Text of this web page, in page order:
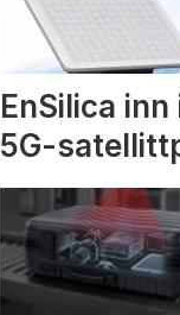
EnSilica
5G-